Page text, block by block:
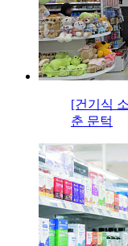
[건기식
춘 문턱